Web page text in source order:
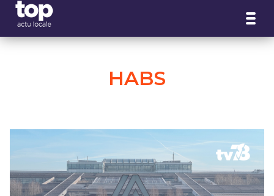
HABS
Panneau de gestion des cookies